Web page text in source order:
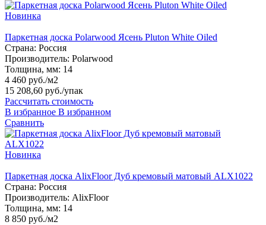
Новинка
Паркетная доска Polarwood Ясень Pluton White Oiled
Страна: Россия
Производитель: Polarwood
Толщина, мм: 14
4 460 руб./м2
15 208,60 руб./упак
Рассчитать стоимость
В избранное В избранном
Сравнить
Новинка
Паркетная доска AlixFloor Дуб кремовый матовый ALX1022
Страна: Россия
Производитель: AlixFloor
Толщина, мм: 14
8 850 руб./м2